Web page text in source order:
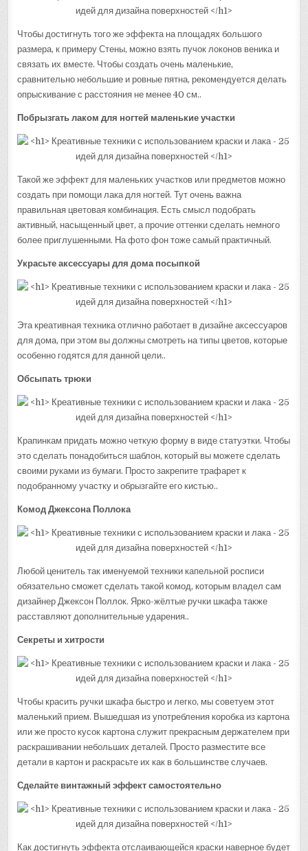
Чтобы достигнуть того же эффекта на площадях большого
размера, к примеру Стены, можно взять пучок локонов веника и
связать их вместе. Чтобы создать очень маленькие,
сравнительно небольшие и ровные пятна, рекомендуется делать
опрыскивание с расстояния не менее 40 см..
Побрызгать лаком для ногтей маленькие участки
Такой же эффект для маленьких участков или предметов можно
создать при помощи лака для ногтей. Тут очень важна
правильная цветовая комбинация. Есть смысл подобрать
активный, насыщенный цвет, а прочие оттенки сделать немного
более приглушенными. На фото фон тоже самый практичный.
Украсьте аксессуары для дома посыпкой
Эта креативная техника отлично работает в дизайне аксессуаров
для дома, при этом вы должны смотреть на типы цветов, которые
особенно годятся для данной цели..
Обсыпать трюки
Крапинкам придать можно четкую форму в виде статуэтки. Чтобы
это сделать понадобиться шаблон, который вы можете сделать
своими руками из бумаги. Просто закрепите трафарет к
подобранному участку и обрызгайте его кистью..
Комод Джексона Поллока
Любой ценитель так именуемой техники капельной росписи
обязательно сможет сделать такой комод, которым владел сам
дизайнер Джексон Поллок. Ярко-жёлтые ручки шкафа также
расставляют дополнительные ударения..
Секреты и хитрости
Чтобы красить ручки шкафа быстро и легко, мы советуем этот
маленький прием. Вышедшая из употребления коробка из картона
или же просто кусок картона служит прекрасным держателем при
раскрашивании небольших деталей. Просто разместите все
детали в картон и раскрасьте их как в большинстве случаев.
Сделайте винтажный эффект самостоятельно
Как достигнуть эффекта отслаивающейся краски наверное будет